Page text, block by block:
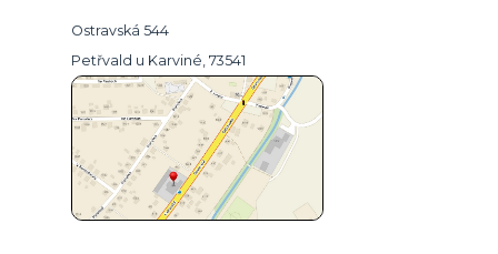
Ostravská 544
Petřvald u Karviné, 73541